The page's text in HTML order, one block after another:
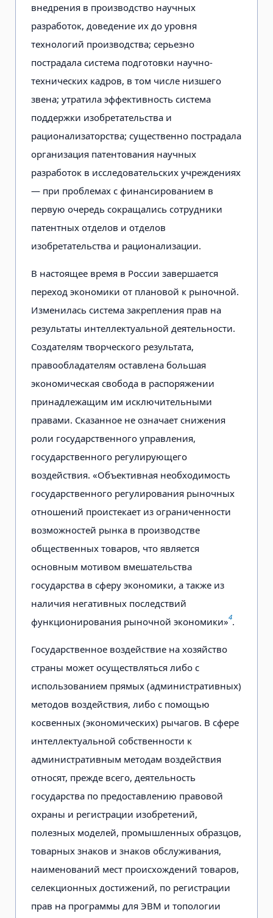
внедрения в производство научных
разработок, доведение их до уровня
технологий производства; серьезно
пострадала система подготовки научно-
технических кадров, в том числе низшего
звена; утратила эффективность система
поддержки изобретательства и
рационализаторства; существенно пострадала
организация патентования научных
разработок в исследовательских учреждениях
— при проблемах с финансированием в
первую очередь сокращались сотрудники
патентных отделов и отделов
изобретательства и рационализации.
В настоящее время в России завершается
переход экономики от плановой к рыночной.
Изменилась система закрепления прав на
результаты интеллектуальной деятельности.
Создателям творческого результата,
правообладателям оставлена большая
экономическая свобода в распоряжении
принадлежащим им исключительными
правами. Сказанное не означает снижения
роли государственного управления,
государственного регулирующего
воздействия. «Объективная необходимость
государственного регулирования рыночных
отношений проистекает из ограниченности
возможностей рынка в производстве
общественных товаров, что является
основным мотивом вмешательства
государства в сферу экономики, а также из
наличия негативных последствий
функционирования рыночной экономики»4.
Государственное воздействие на хозяйство
страны может осуществляться либо с
использованием прямых (административных)
методов воздействия, либо с помощью
косвенных (экономических) рычагов. В сфере
интеллектуальной собственности к
административным методам воздействия
относят, прежде всего, деятельность
государства по предоставлению правовой
охраны и регистрации изобретений,
полезных моделей, промышленных образцов,
товарных знаков и знаков обслуживания,
наименований мест происхождений товаров,
селекционных достижений, по регистрации
прав на программы для ЭВМ и топологии